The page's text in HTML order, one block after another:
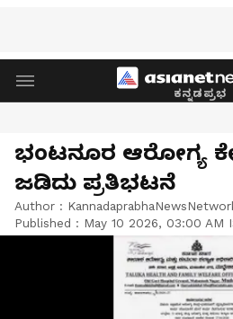
ಕನ್ನಡಪ್ರಭ
ಭಂಟನೂರ ಆರೋಗ್ಯ
ಜಡಿದು ಪ್ರತಿಭಟನೆ
Author :
Published : May 10 2026, 03:00 AM